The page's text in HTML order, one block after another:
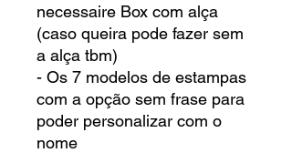
necessaire Box com alça
(caso queira pode fazer sem
a alça tbm)
- Os 7 modelos de estampas
com a opção sem frase para
poder personalizar com o
nome